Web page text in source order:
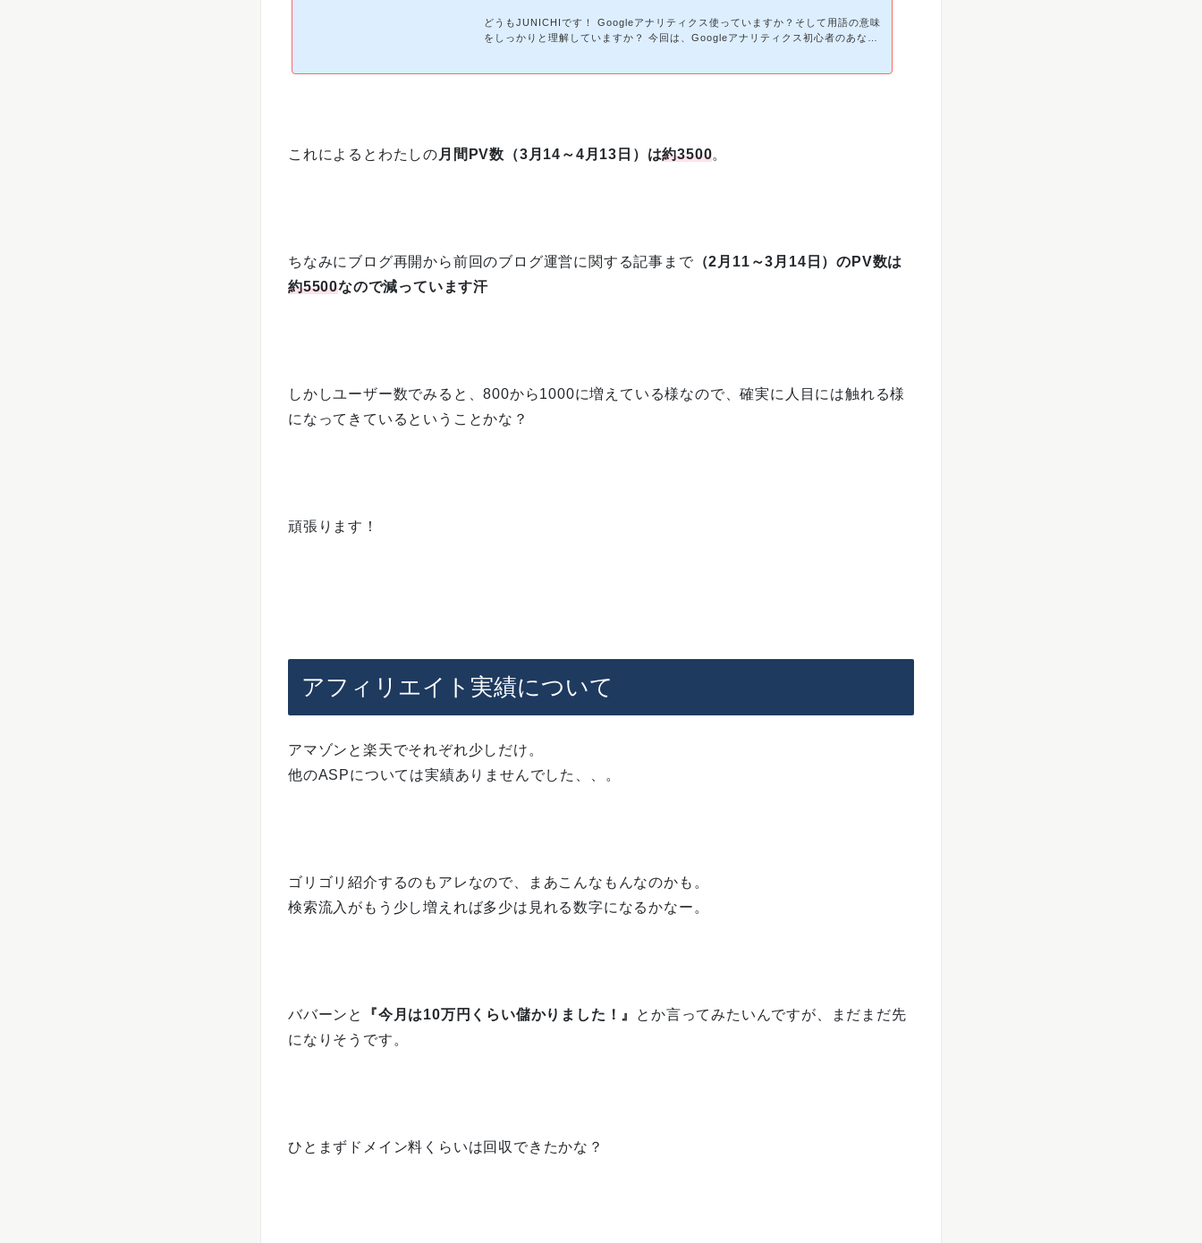
どうもJUNICHIです！ Googleアナリティクス使っていますか？そして用語の意味
をしっかりと理解していますか？ 今回は、Googleアナリティクス初心者のあなた
これによるとわたしの 月間PV数（3月14～4月13日）は約3500。
ちなみにブログ再開から前回のブログ運営に関する記事まで （2月11～3月14日）のPV数は
約5500なので減っています汗
しかしユーザー数でみると、800から1000に増えている様なので、確実に人目には触れる様
になってきているということかな？
頑張ります！
アフィリエイト実績について
アマゾンと楽天でそれぞれ少しだけ。
他のASPについては実績ありませんでした、、。
ゴリゴリ紹介するのもアレなので、まあこんなもんなのかも。
検索流入がもう少し増えれば多少は見れる数字になるかなー。
ババーンと 『今月は10万円くらい儲かりました！』
とか言ってみたいんですが、まだまだ先
になりそうです。
ひとまずドメイン料くらいは回収できたかな？